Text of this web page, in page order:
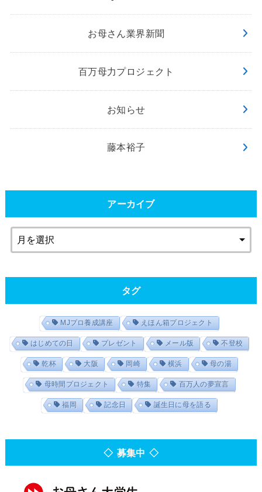
お母さん業界新聞
百万母力プロジェクト
お知らせ
藤本裕子
アーカイブ
タグ
MJプロ養成講座 えほん箱プロジェクト
はじめての日 プレゼント メール版 不登校
乾杯 大阪 岡崎 横浜 母の湯
母時間プロジェクト 特集 百万人の夢宣言
福岡 記念日 誕生日に母を語る
◇ 募集中 ◇